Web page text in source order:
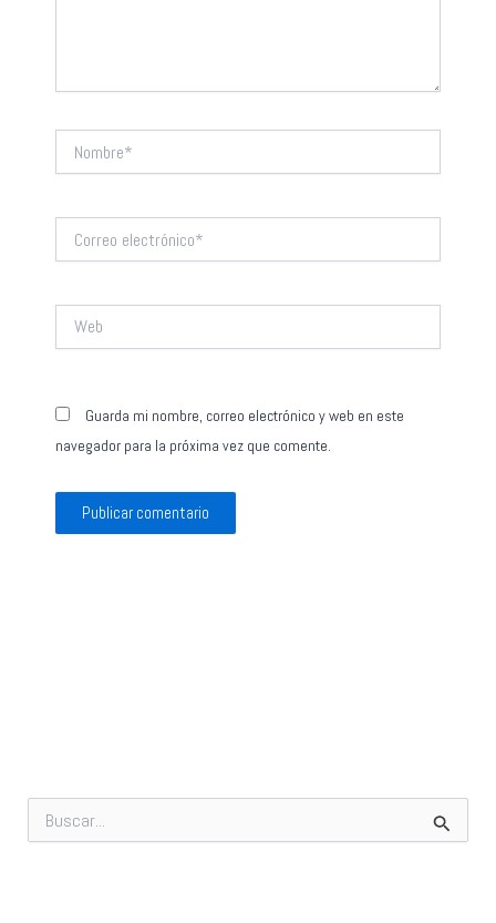
electrónico*
Guarda mi nombre, correo electrónico y web en este
navegador para la próxima vez que comente.
u